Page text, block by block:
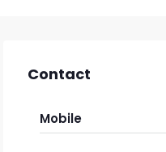
Contact
Mobile